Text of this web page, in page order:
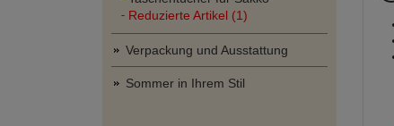
Reduzierte Artikel (1)
Verpackung und Ausstattung
Sommer in Ihrem Stil